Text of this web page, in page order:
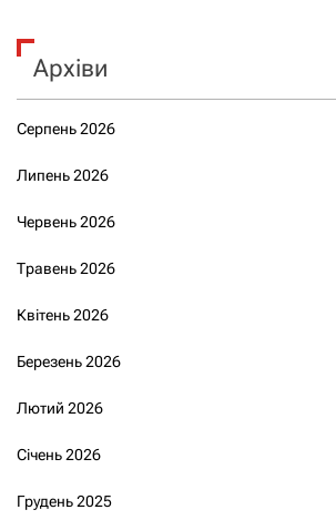
Архіви
Серпень 2026
Липень 2026
Червень 2026
Травень 2026
Квітень 2026
Березень 2026
Лютий 2026
Січень 2026
Грудень 2025